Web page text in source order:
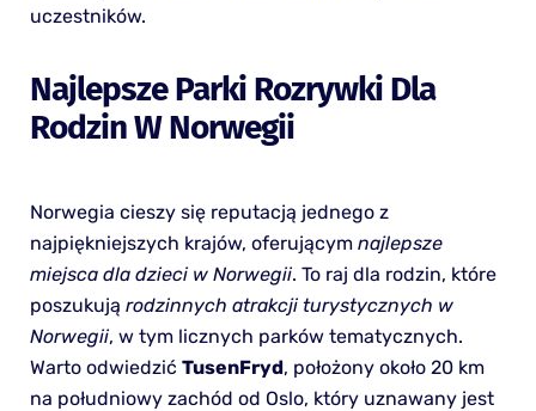
uczestników.
Najlepsze Parki Rozrywki Dla
Rodzin W Norwegii
Norwegia cieszy się reputacją jednego z
najpiękniejszych krajów, oferującym najlepsze
miejsca dla dzieci w Norwegii. To raj dla rodzin, które
poszukują rodzinnych atrakcji turystycznych w
Norwegii, w tym licznych parków tematycznych.
Warto odwiedzić TusenFryd, położony około 20 km
na południowy zachód od Oslo, który uznawany jest